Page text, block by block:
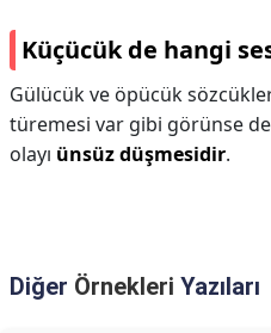
Küçücük de hangi
Gülücük ve öpücük
türemesi var gibi görünse
olayı ünsüz düşmesidir.
Diğer Örnekleri Yazıları